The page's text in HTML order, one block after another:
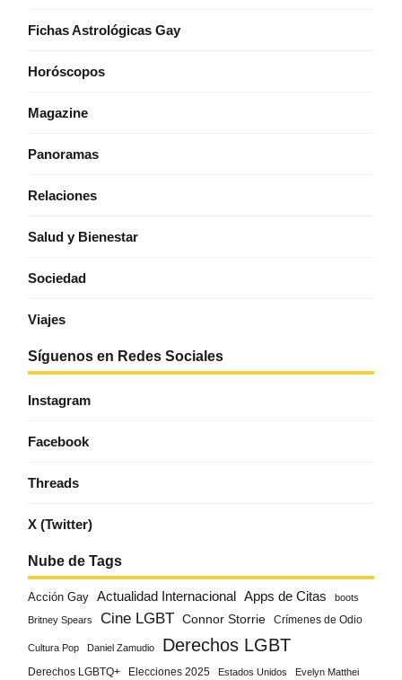
Fichas Astrológicas Gay
Horóscopos
Magazine
Panoramas
Relaciones
Salud y Bienestar
Sociedad
Viajes
Síguenos en Redes Sociales
Instagram
Facebook
Threads
X (Twitter)
Nube de Tags
Acción Gay Actualidad Internacional Apps de Citas boots
Britney Spears Cine LGBT Connor Storrie Crímenes de Odio
Cultura Pop Daniel Zamudio Derechos LGBT
Derechos LGBTQ+ Elecciones 2025 Estados Unidos Evelyn Matthei